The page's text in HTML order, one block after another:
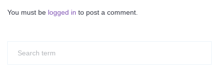
You must be logged in to post a comment.